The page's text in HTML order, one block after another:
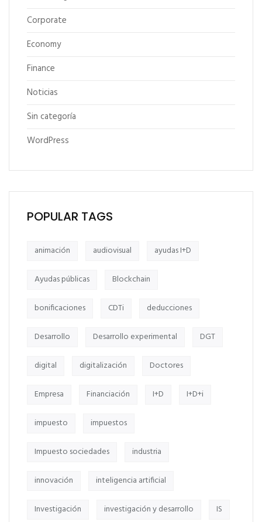
Corporate
Economy
Finance
Noticias
Sin categoría
WordPress
POPULAR TAGS
animación audiovisual ayudas I+D
Ayudas públicas Blockchain
bonificaciones CDTi deducciones
Desarrollo Desarrollo experimental DGT
digital digitalización Doctores
Empresa Financiación I+D I+D+i
impuesto impuestos
Impuesto sociedades industria
innovación inteligencia artificial
Investigación investigación y desarrollo IS